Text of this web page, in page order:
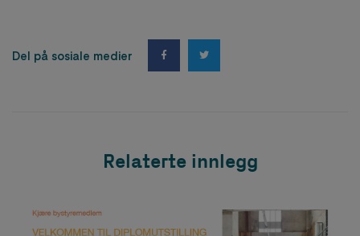
Del på sosiale medier
Relaterte innlegg